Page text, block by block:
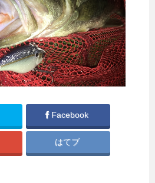
Facebook
はてブ